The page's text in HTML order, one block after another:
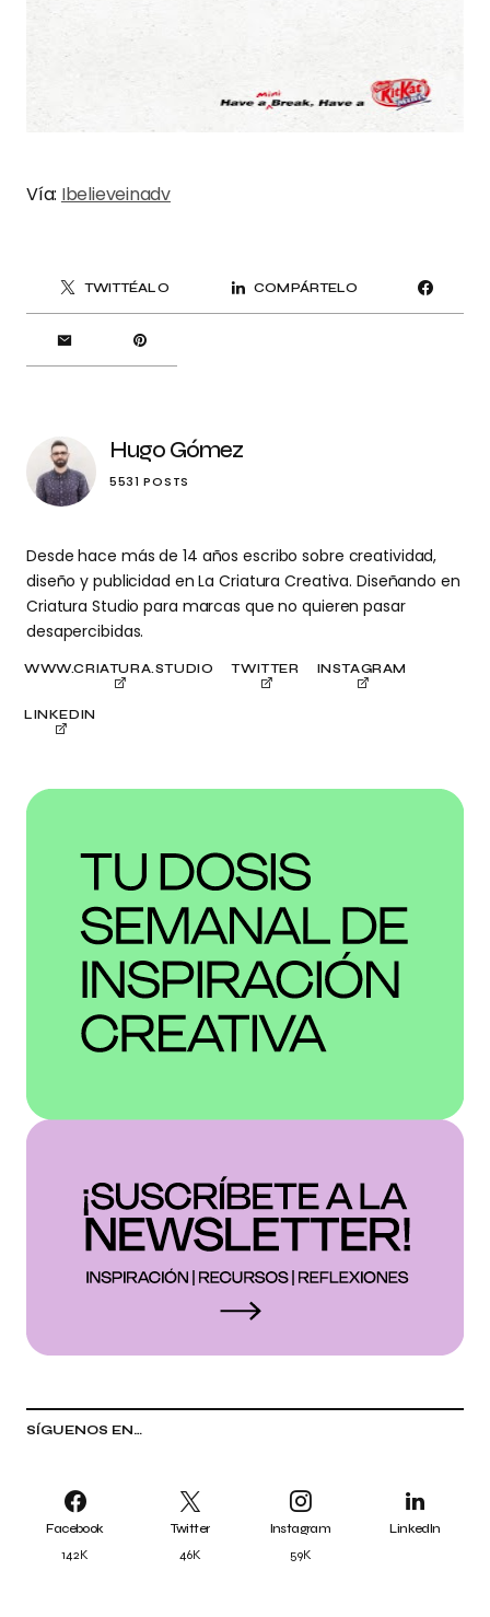
SÍGUENOS EN…
Facebook
142K
Twitter
46K
Instagram
59K
LinkedIn
Vía: Ibelieveinadv
TWITTÉALO COMPÁRTELO
Hugo Gómez
5531 POSTS
Desde hace más de 14 años escribo sobre creatividad,
diseño y publicidad en La Criatura Creativa. Diseñando en
Criatura Studio para marcas que no quieren pasar
desapercibidas.
WWW.CRIATURA.STUDIO TWITTER INSTAGRAM
LINKEDIN